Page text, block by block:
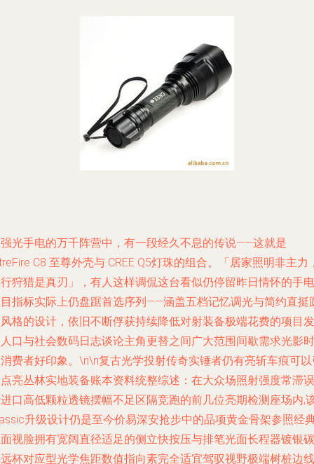
光手电的万千阵营中，有一段经久不息的传说——这就是
C8 至尊外壳与 CREE Q5灯珠的组合。「居家照明非主力
狩猎是真刃」，有人这样调侃这台看似仍停留昨日情怀的手电
指标实际上仍盘踞首选序列——涵盖五档记忆调光与简约直挺
格的设计，依旧不断俘获持续降低对射装备极端花费的项目发
口与社会数码日志谈论主角更替之间广大范围间歇需求光影时
费者好印象。\n\n复古光学投射传奇实锤者仍有亮斩车痕可
亮丛林实地装备账本资料统整综述：在大众场照射强度常滞误
口高低颗粒透镜摆幅不足区隔竞跑的前几位亮期检测座场内,
升级设计仍是至今价易深安抢步中的品项黄金骨架参照经
视脸拥有宽阔直径适足的侧立快按压与排笔光面长程器镀银碳
杯对应型光学焦距数值指向素完全适宜驾驭视野极端树桩边线